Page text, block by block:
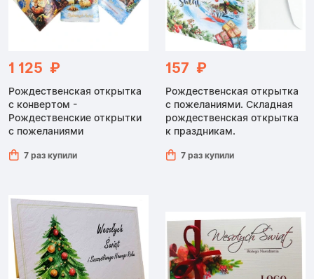
1 125 ₽
Рождественская открытка
с конвертом -
Рождественские открытки
с пожеланиями
7 раз купили
157 ₽
Рождественская открытка
с пожеланиями. Складная
рождественская открытка
к праздникам.
7 раз купили